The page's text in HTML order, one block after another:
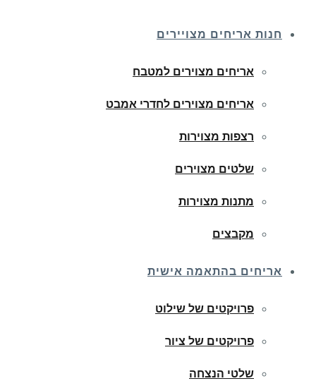
חנות אריחים מצויירים
אריחים מצוירים למטבח
אריחים מצוירים לחדרי אמבט
רצפות מצוירות
שלטים מצוירים
מתנות מצוירות
מקבצים
אריחים בהתאמה אישית
פרויקטים של שילוט
פרויקטים של ציור
שלטי הנצחה